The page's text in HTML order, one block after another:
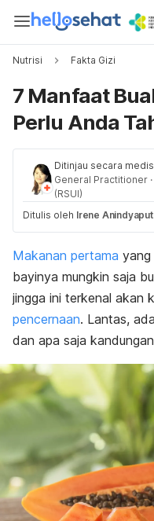
Nutrisi Fakta Gizi
7 Manfaat
Perlu Anda
Ditinjau secara
General Practitioner ·
(RSUI)
Ditulis oleh Irene
Makanan pertama yang
bayinya mungkin saja
jingga ini terkenal akan
pencernaan. Lantas,
dan apa saja